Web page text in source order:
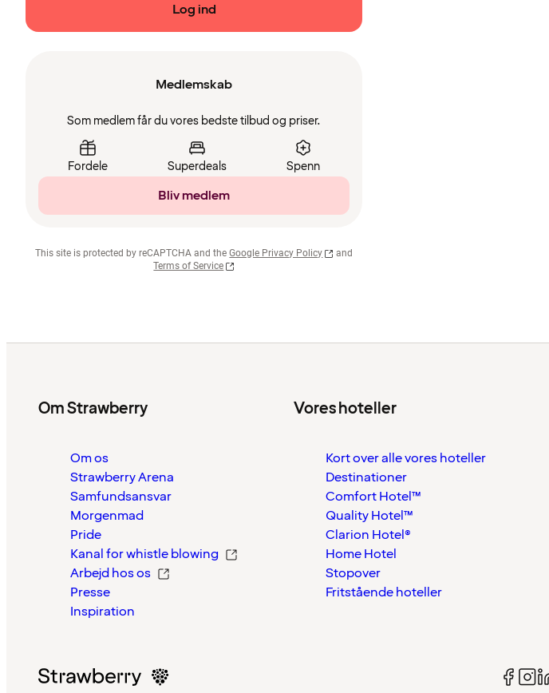
Log ind
Medlemskab
Som medlem får du vores bedste tilbud og priser.
Fordele Superdeals Spenn
Bliv medlem
This site is protected by reCAPTCHA and the Google Privacy Policy
and
Terms of Service
Om Strawberry
Om os
Strawberry Arena
Samfundsansvar
Morgenmad
Pride
Kanal for whistle blowing
Arbejd hos os
Presse
Inspiration
Vores hoteller
Kort over alle vores hoteller
Destinationer
Comfort Hotel™
Quality Hotel™
Clarion Hotel®
Home Hotel
Stopover
Fritstående hoteller